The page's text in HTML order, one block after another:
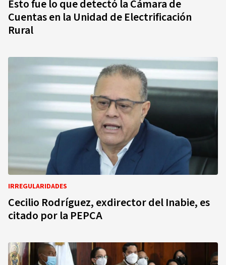
Esto fue lo que detectó la Cámara de
Cuentas en la Unidad de Electrificación
Rural
IRREGULARIDADES
Cecilio Rodríguez, exdirector del Inabie, es
citado por la PEPCA